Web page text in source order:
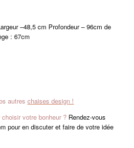
–48,5 cm Profondeur – 96cm de
: 67cm
autres chaises design !
votre bonheur ? Rendez-vous
pour en discuter et faire de votre idée